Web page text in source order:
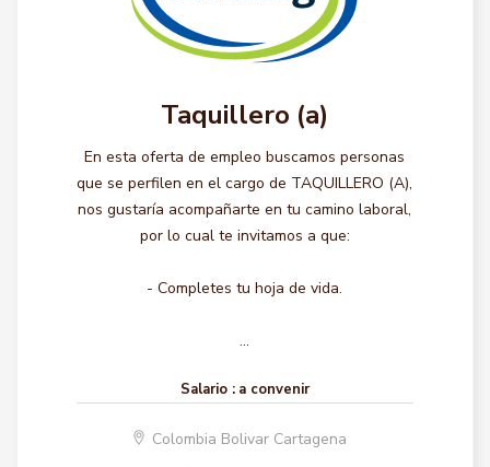
Taquillero (a)
En esta oferta de empleo buscamos personas
que se perfilen en el cargo de TAQUILLERO (A),
nos gustaría acompañarte en tu camino laboral,
por lo cual te invitamos a que:
- Completes tu hoja de vida.
...
Salario : a convenir
Colombia Bolivar Cartagena